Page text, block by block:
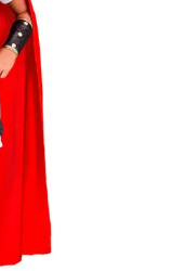
kedves
vásárlóinkat,
a jelmezek nem
tartalmazzák a
kiegészítőket,
például harisnya,
ékszer, cipő,
paróka, kesztyű,
kardok, kemény
kalapok,
varázspálca,
seprű, szakáll,